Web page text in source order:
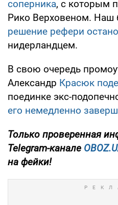
соперника, с которым
Рико Верховеном. Наш
решение рефери
нидерландцем.
В свою очередь
Александр Красюк
поединке экс-
его немедленно
Только проверенная
Telegram-канале
на фейки!